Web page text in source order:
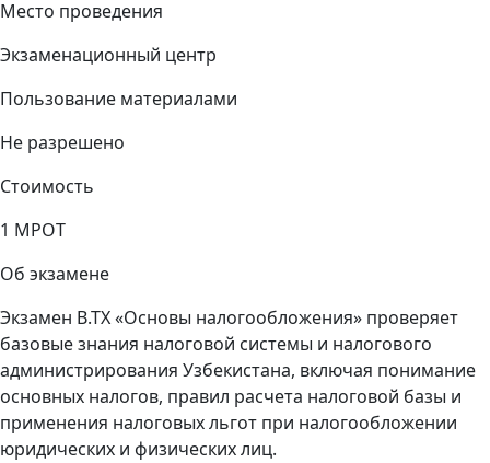
Место проведения
Экзаменационный центр
Пользование материалами
Не разрешено
Стоимость
1 МРОТ
Об экзамене
Экзамен B.TX «Основы налогообложения» проверяет
базовые знания налоговой системы и налогового
администрирования Узбекистана, включая понимание
основных налогов, правил расчета налоговой базы и
применения налоговых льгот при налогообложении
юридических и физических лиц.